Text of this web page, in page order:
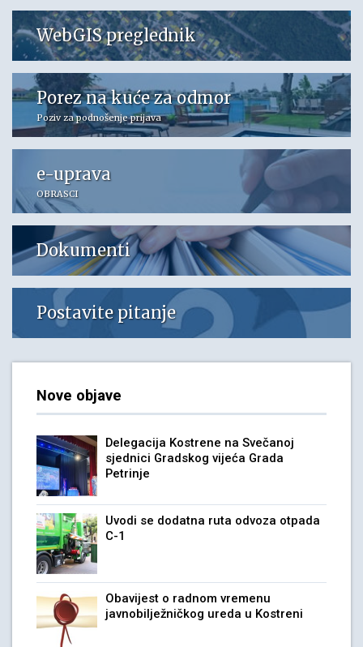
WebGIS preglednik
Porez na kuće za odmor
Poziv za podnošenje prijava
e-uprava
OBRASCI
Dokumenti
Postavite pitanje
Nove objave
Delegacija Kostrene na Svečanoj
sjednici Gradskog vijeća Grada
Petrinje
Uvodi se dodatna ruta odvoza otpada
C-1
Obavijest o radnom vremenu
javnobilježničkog ureda u Kostreni